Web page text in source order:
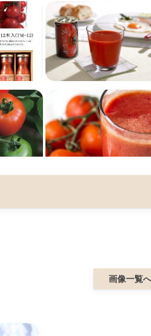
画像一覧へ